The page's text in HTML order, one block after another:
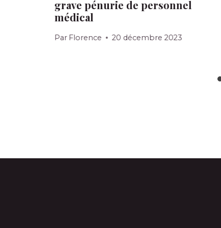
grave pénurie de personnel
médical
Par Florence 20 décembre 2023